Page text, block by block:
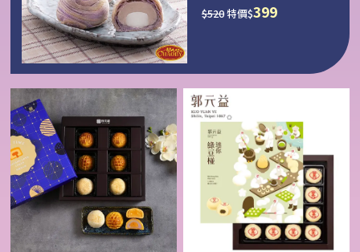
$520特價$399